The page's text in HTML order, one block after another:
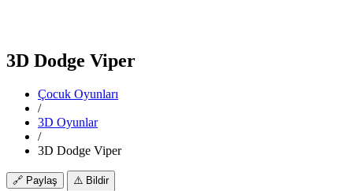
3D Dodge Viper
Çocuk Oyunları
/
3D Oyunlar
/
3D Dodge Viper
🔗 Paylaş ⚠️ Bildir